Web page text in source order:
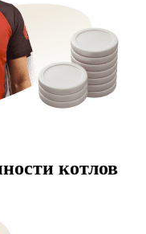
котлов